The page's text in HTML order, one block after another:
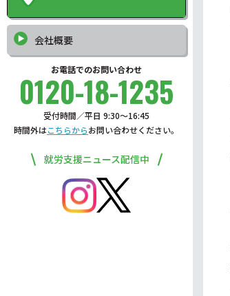
会社概要
お電話でのお問い合わせ
0120-18-1235
受付時間／平日 9:30〜16:45
時間外はこちらからお問い合わせください。
就労支援ニュース配信中